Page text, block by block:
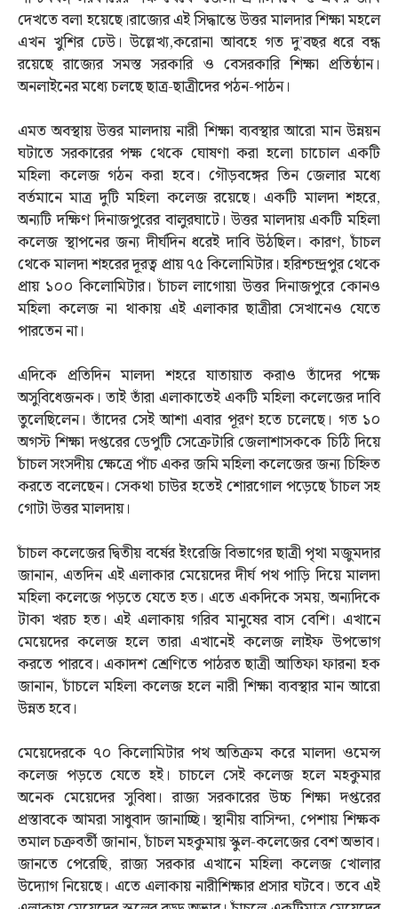
দেখতে বলা হয়েছে।রাজ্যের এই সিদ্ধান্তে উত্তর মালদার শিক্ষা মহলে
এখন খুশির ঢেউ। উল্লেখ্য,করোনা আবহে গত দু’বছর ধরে বন্ধ
রয়েছে রাজ্যের সমস্ত সরকারি ও বেসরকারি শিক্ষা প্রতিষ্ঠান।
অনলাইনের মধ্যে চলছে ছাত্র-ছাত্রীদের পঠন-পাঠন।
এমত অবস্থায় উত্তর মালদায় নারী শিক্ষা ব্যবস্থার আরো মান উন্নয়ন
ঘটাতে সরকারের পক্ষ থেকে ঘোষণা করা হলো চাচোল একটি
মহিলা কলেজ গঠন করা হবে। গৌড়বঙ্গের তিন জেলার মধ্যে
বর্তমানে মাত্র দুটি মহিলা কলেজ রয়েছে। একটি মালদা শহরে,
অন্যটি দক্ষিণ দিনাজপুরের বালুরঘাটে। উত্তর মালদায় একটি মহিলা
কলেজ স্থাপনের জন্য দীর্ঘদিন ধরেই দাবি উঠছিল। কারণ, চাঁচল
থেকে মালদা শহরের দূরত্ব প্রায় ৭৫ কিলোমিটার। হরিশ্চন্দ্রপুর থেকে
প্রায় ১০০ কিলোমিটার। চাঁচল লাগোয়া উত্তর দিনাজপুরে কোনও
মহিলা কলেজ না থাকায় এই এলাকার ছাত্রীরা সেখানেও যেতে
পারতেন না।
এদিকে প্রতিদিন মালদা শহরে যাতায়াত করাও তাঁদের পক্ষে
অসুবিধেজনক। তাই তাঁরা এলাকাতেই একটি মহিলা কলেজের দাবি
তুলেছিলেন। তাঁদের সেই আশা এবার পূরণ হতে চলেছে। গত ১০
অগস্ট শিক্ষা দপ্তরের ডেপুটি সেক্রেটারি জেলাশাসককে চিঠি দিয়ে
চাঁচল সংসদীয় ক্ষেত্রে পাঁচ একর জমি মহিলা কলেজের জন্য চিহ্নিত
করতে বলেছেন। সেকথা চাউর হতেই শোরগোল পড়েছে চাঁচল সহ
গোটা উত্তর মালদায়।
চাঁচল কলেজের দ্বিতীয় বর্ষের ইংরেজি বিভাগের ছাত্রী পৃথা মজুমদার
জানান, এতদিন এই এলাকার মেয়েদের দীর্ঘ পথ পাড়ি দিয়ে মালদা
মহিলা কলেজে পড়তে যেতে হত। এতে একদিকে সময়, অন্যদিকে
টাকা খরচ হত। এই এলাকায় গরিব মানুষের বাস বেশি। এখানে
মেয়েদের কলেজ হলে তারা এখানেই কলেজ লাইফ উপভোগ
করতে পারবে। একাদশ শ্রেণিতে পাঠরত ছাত্রী আতিফা ফারনা হক
জানান, চাঁচলে মহিলা কলেজ হলে নারী শিক্ষা ব্যবস্থার মান আরো
উন্নত হবে।
মেয়েদেরকে ৭০ কিলোমিটার পথ অতিক্রম করে মালদা ওমেন্স
কলেজ পড়তে যেতে হই। চাচলে সেই কলেজ হলে মহকুমার
অনেক মেয়েদের সুবিধা। রাজ্য সরকারের উচ্চ শিক্ষা দপ্তরের
প্রস্তাবকে আমরা সাধুবাদ জানাচ্ছি। স্থানীয় বাসিন্দা, পেশায় শিক্ষক
তমাল চক্রবর্তী জানান, চাঁচল মহকুমায় স্কুল-কলেজের বেশ অভাব।
জানতে পেরেছি, রাজ্য সরকার এখানে মহিলা কলেজ খোলার
উদ্যোগ নিয়েছে। এতে এলাকায় নারীশিক্ষার প্রসার ঘটবে। তবে এই